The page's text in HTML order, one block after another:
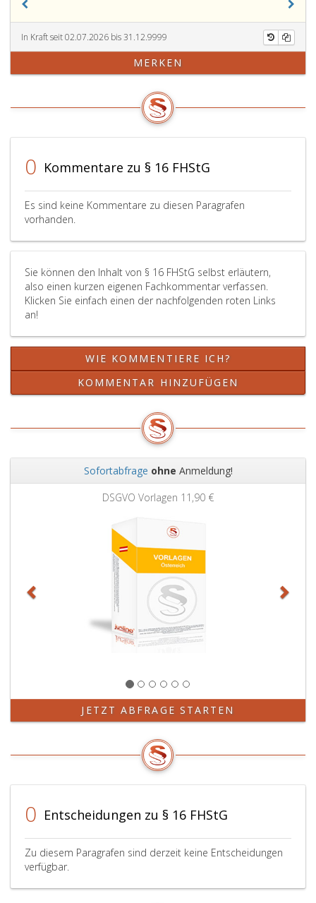
abzulegen.
Die
Prüfung
setzt
In Kraft seit 02.07.2026 bis 31.12.9999
MERKEN
0 Kommentare zu § 16 FHStG
Es sind keine Kommentare zu diesen Paragrafen
vorhanden.
Sie können den Inhalt von § 16 FHStG selbst erläutern,
also einen kurzen eigenen Fachkommentar verfassen.
Klicken Sie einfach einen der nachfolgenden roten Links
an!
WIE KOMMENTIERE ICH?
KOMMENTAR HINZUFÜGEN
Sofortabfrage ohne Anmeldung!
DSGVO Vorlagen 11,90 €
JETZT ABFRAGE STARTEN
0 Entscheidungen zu § 16 FHStG
Zu diesem Paragrafen sind derzeit keine Entscheidungen
verfügbar.